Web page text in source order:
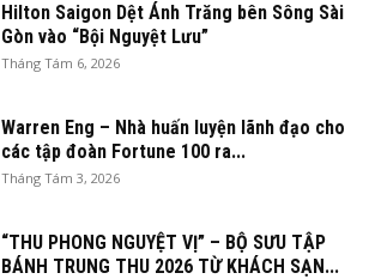
Hilton Saigon Dệt Ánh Trăng bên Sông Sài
Gòn vào “Bội Nguyệt Lưu”
Tháng Tám 6, 2026
Warren Eng – Nhà huấn luyện lãnh đạo cho
các tập đoàn Fortune 100 ra...
Tháng Tám 3, 2026
“THU PHONG NGUYỆT VỊ” – BỘ SƯU TẬP
BÁNH TRUNG THU 2026 TỪ KHÁCH SẠN...